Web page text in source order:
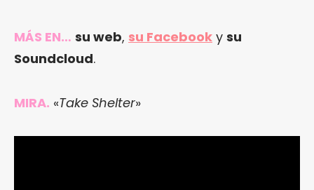
MÁS EN… su web, su Facebook y su
Soundcloud.
MIRA. «Take Shelter»